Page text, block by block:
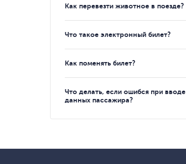
Как перевезти животное в поезде?
Что такое электронный билет?
Как поменять билет?
Что делать, если ошибся при вводе
данных пассажира?